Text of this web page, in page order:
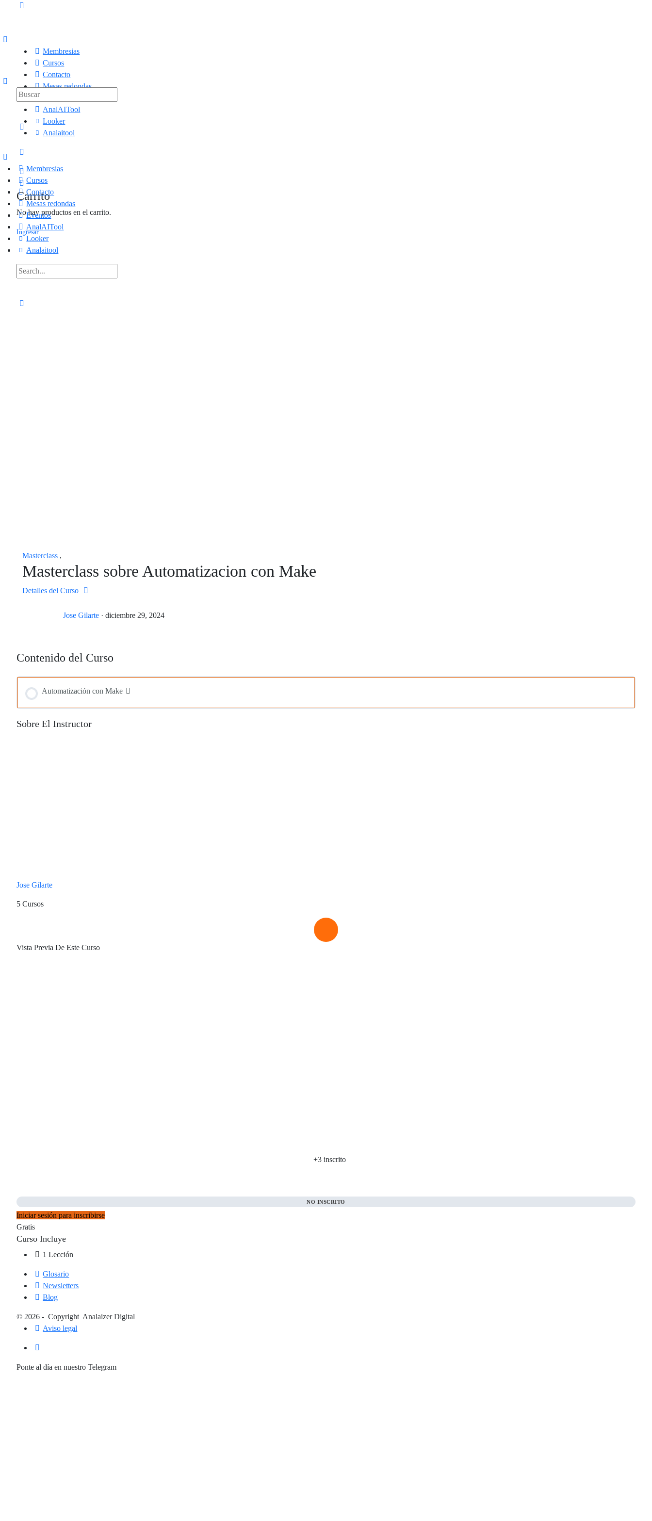
Membresias
Cursos
Contacto
Mesas redondas
AnalAITool
Looker
Analaitool
Carrito
No hay productos en el carrito.
Ingresar
Membresias
Cursos
Contacto
Mesas redondas
Eventos
AnalAITool
Looker
Analaitool
Masterclass ,
Masterclass sobre Automatizacion con Make
Detalles del Curso
Jose Gilarte · diciembre 29, 2024
Contenido del Curso
Automatización con Make
Sobre El Instructor
Jose Gilarte
5 Cursos
Vista Previa De Este Curso
+3 inscrito
NO INSCRITO
Iniciar sesión para inscribirse
Gratis
Curso Incluye
1 Lección
Glosario
Newsletters
Blog
© 2026 - Copyright Analaizer Digital
Aviso legal
Ponte al día en nuestro Telegram